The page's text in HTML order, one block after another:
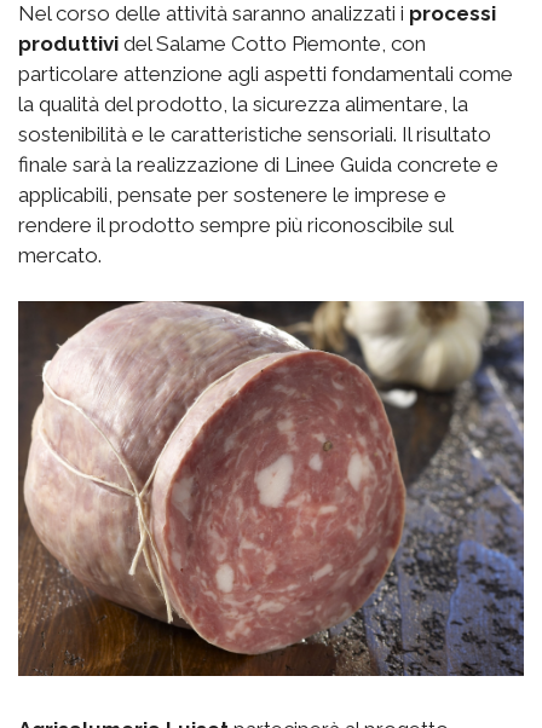
Nel corso delle attività saranno analizzati i processi
produttivi del Salame Cotto Piemonte, con
particolare attenzione agli aspetti fondamentali come
la qualità del prodotto, la sicurezza alimentare, la
sostenibilità e le caratteristiche sensoriali. Il risultato
finale sarà la realizzazione di Linee Guida concrete e
applicabili, pensate per sostenere le imprese e
rendere il prodotto sempre più riconoscibile sul
mercato.